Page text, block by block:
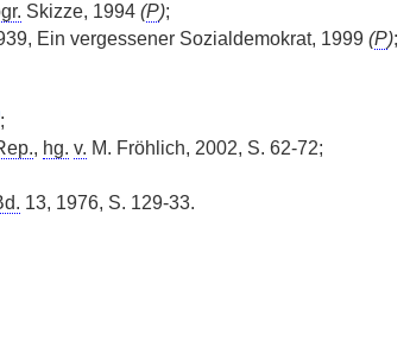
Skizze, 1994 (P);
Ein vergessener Sozialdemokrat, 1999 (P);
;
, hg. v. M. Fröhlich, 2002, S. 62-72;
13, 1976, S. 129-33.